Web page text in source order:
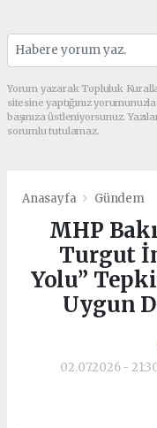
Yorum yazarak Topluluk
sitesine yaptığınız
başınıza üstleniyorsunuz.
sorumlu tutulamaz.
Anasayfa Gündem
MHP
Turgut
Yolu”
Uygun
02.07.2026 -